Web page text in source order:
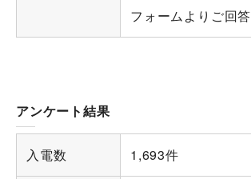
フォームよりご回答
アンケート結果
入電数 1,693件